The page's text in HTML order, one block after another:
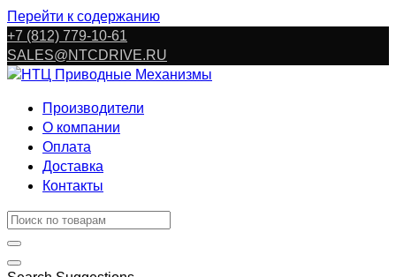
Перейти к содержанию
+7 (812) 779-10-61
SALES@NTCDRIVE.RU
Производители
О компании
Оплата
Доставка
Контакты